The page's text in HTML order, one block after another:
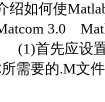
如何使
3.0
先应设置
要的.M文